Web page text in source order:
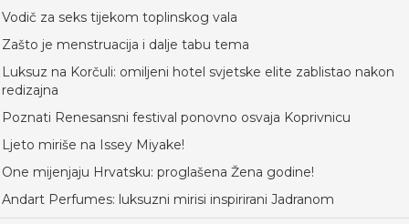
Vodič za seks tijekom toplinskog vala
Zašto je menstruacija i dalje tabu tema
Luksuz na Korčuli: omiljeni hotel svjetske elite zablistao nakon
redizajna
Poznati Renesansni festival ponovno osvaja Koprivnicu
Ljeto miriše na Issey Miyake!
One mijenjaju Hrvatsku: proglašena Žena godine!
Andart Perfumes: luksuzni mirisi inspirirani Jadranom